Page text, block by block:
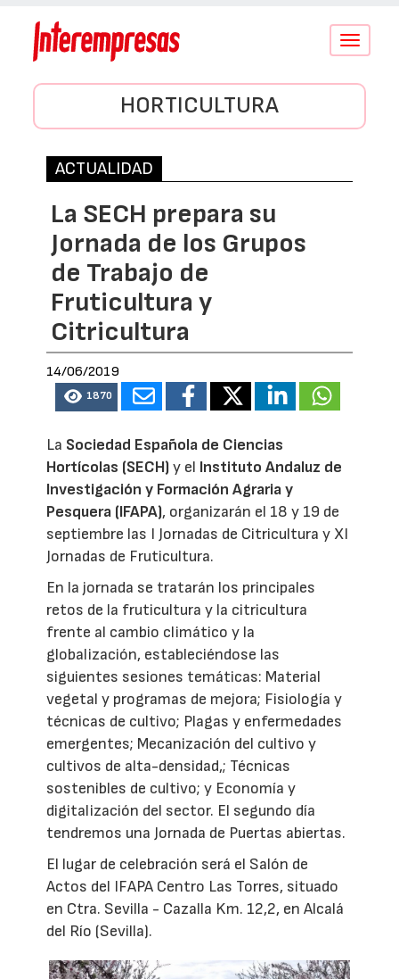
Conmutar
HORTICULTURA
ACTUALIDAD
La SECH prepara su
Jornada de los Grupos
de Trabajo de
Fruticultura y
Citricultura
14/06/2019
1870
La Sociedad Española de Ciencias
Hortícolas (SECH)y el Instituto Andaluz de
Investigación y Formación Agraria y
Pesquera (IFAPA), organizarán el 18 y 19 de
septiembre las I Jornadas de Citricultura y XI
Jornadas de Fruticultura.
En la jornada se tratarán los principales
retos de la fruticultura y la citricultura
frente al cambio climático y la
globalización, estableciéndose las
siguientes sesiones temáticas: Material
vegetal y programas de mejora; Fisiología y
técnicas de cultivo; Plagas y enfermedades
emergentes; Mecanización del cultivo y
cultivos de alta-densidad,; Técnicas
sostenibles de cultivo; y Economía y
digitalización del sector. El segundo día
tendremos una Jornada de Puertas abiertas.
El lugar de celebración será el Salón de
Actos del IFAPA Centro Las Torres, situado
en Ctra. Sevilla - Cazalla Km. 12,2, en Alcalá
del Río (Sevilla).